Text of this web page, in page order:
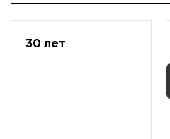
Все магазины
30 лет